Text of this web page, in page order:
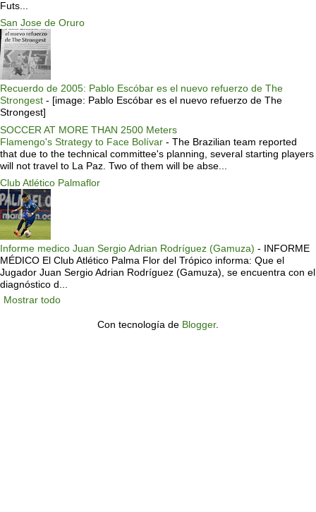
Futs...
San Jose de Oruro
Recuerdo de 2005: Pablo Escóbar es el nuevo refuerzo de The
Strongest - [image: Pablo Escóbar es el nuevo refuerzo de The
Strongest]
SOCCER AT MORE THAN 2500 Meters
Flamengo's Strategy to Face Bolívar - The Brazilian team reported
that due to the technical committee's planning, several starting players
will not travel to La Paz. Two of them will be abse...
Club Atlético Palmaflor
Informe medico Juan Sergio Adrian Rodríguez (Gamuza) - INFORME
MÉDICO El Club Atlético Palma Flor del Trópico informa: Que el
Jugador Juan Sergio Adrian Rodríguez (Gamuza), se encuentra con el
diagnóstico d...
Mostrar todo
Con tecnología de Blogger.